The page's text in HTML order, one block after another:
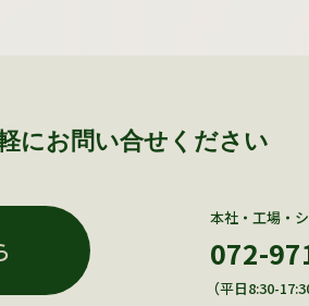
にお問い合せください
本社・工場・
072-
（平日8:30-